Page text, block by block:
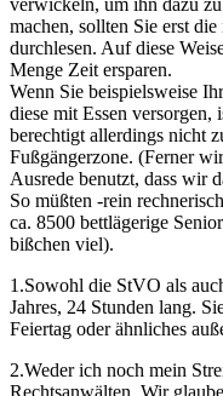
machen, sollten Sie erst
durchlesen. Auf diese
Menge Zeit ersparen.
Wenn Sie beispielsweise
diese mit Essen versorgen,
berechtigt allerdings nicht
Fußgängerzone. (Ferner
Ausrede benutzt, dass wir
So müßten -rein
ca. 8500 bettlägerige
bißchen viel).
1.Sowohl die StVO als
Jahres, 24 Stunden lang.
Feiertag oder ähnliches
2.Weder ich noch mein
Rechtsanwälten. Wir